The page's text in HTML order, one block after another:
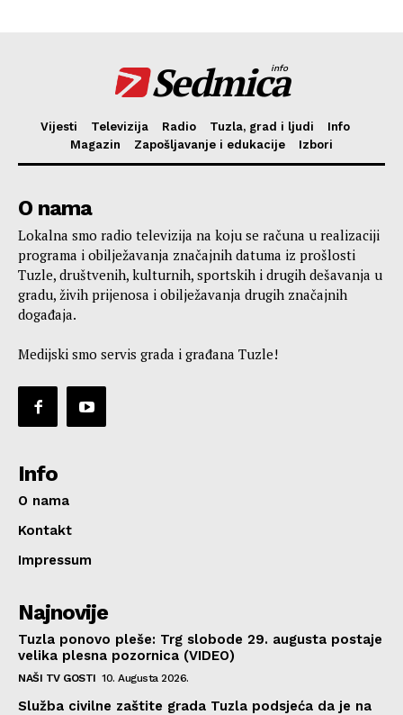
Sedmica
info
Vijesti Televizija Radio Tuzla, grad i ljudi
Info
Magazin
Zapošljavanje i edukacije Izbori
O nama
Lokalna smo radio televizija na koju se računa u realizaciji
programa i obilježavanja značajnih datuma iz prošlosti
Tuzle, društvenih, kulturnih, sportskih i drugih dešavanja u
gradu, živih prijenosa i obilježavanja drugih značajnih
događaja.
Medijski smo servis grada i građana Tuzle!
Info
O nama
Kontakt
Impressum
Najnovije
Tuzla ponovo pleše: Trg slobode 29. augusta postaje
velika plesna pozornica (VIDEO)
NAŠI TV GOSTI 10. Augusta 2026.
Služba civilne zaštite grada Tuzla podsjeća da je na